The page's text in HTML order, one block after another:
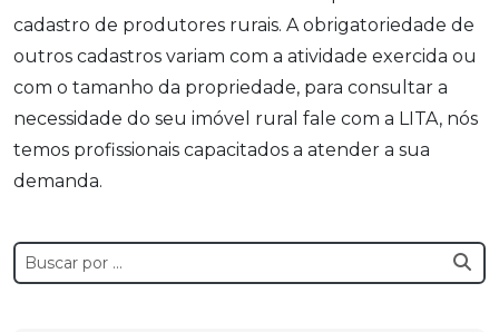
cadastro de produtores rurais. A obrigatoriedade de
outros cadastros variam com a atividade exercida ou
com o tamanho da propriedade, para consultar a
necessidade do seu imóvel rural fale com a LITA, nós
temos profissionais capacitados a atender a sua
demanda.